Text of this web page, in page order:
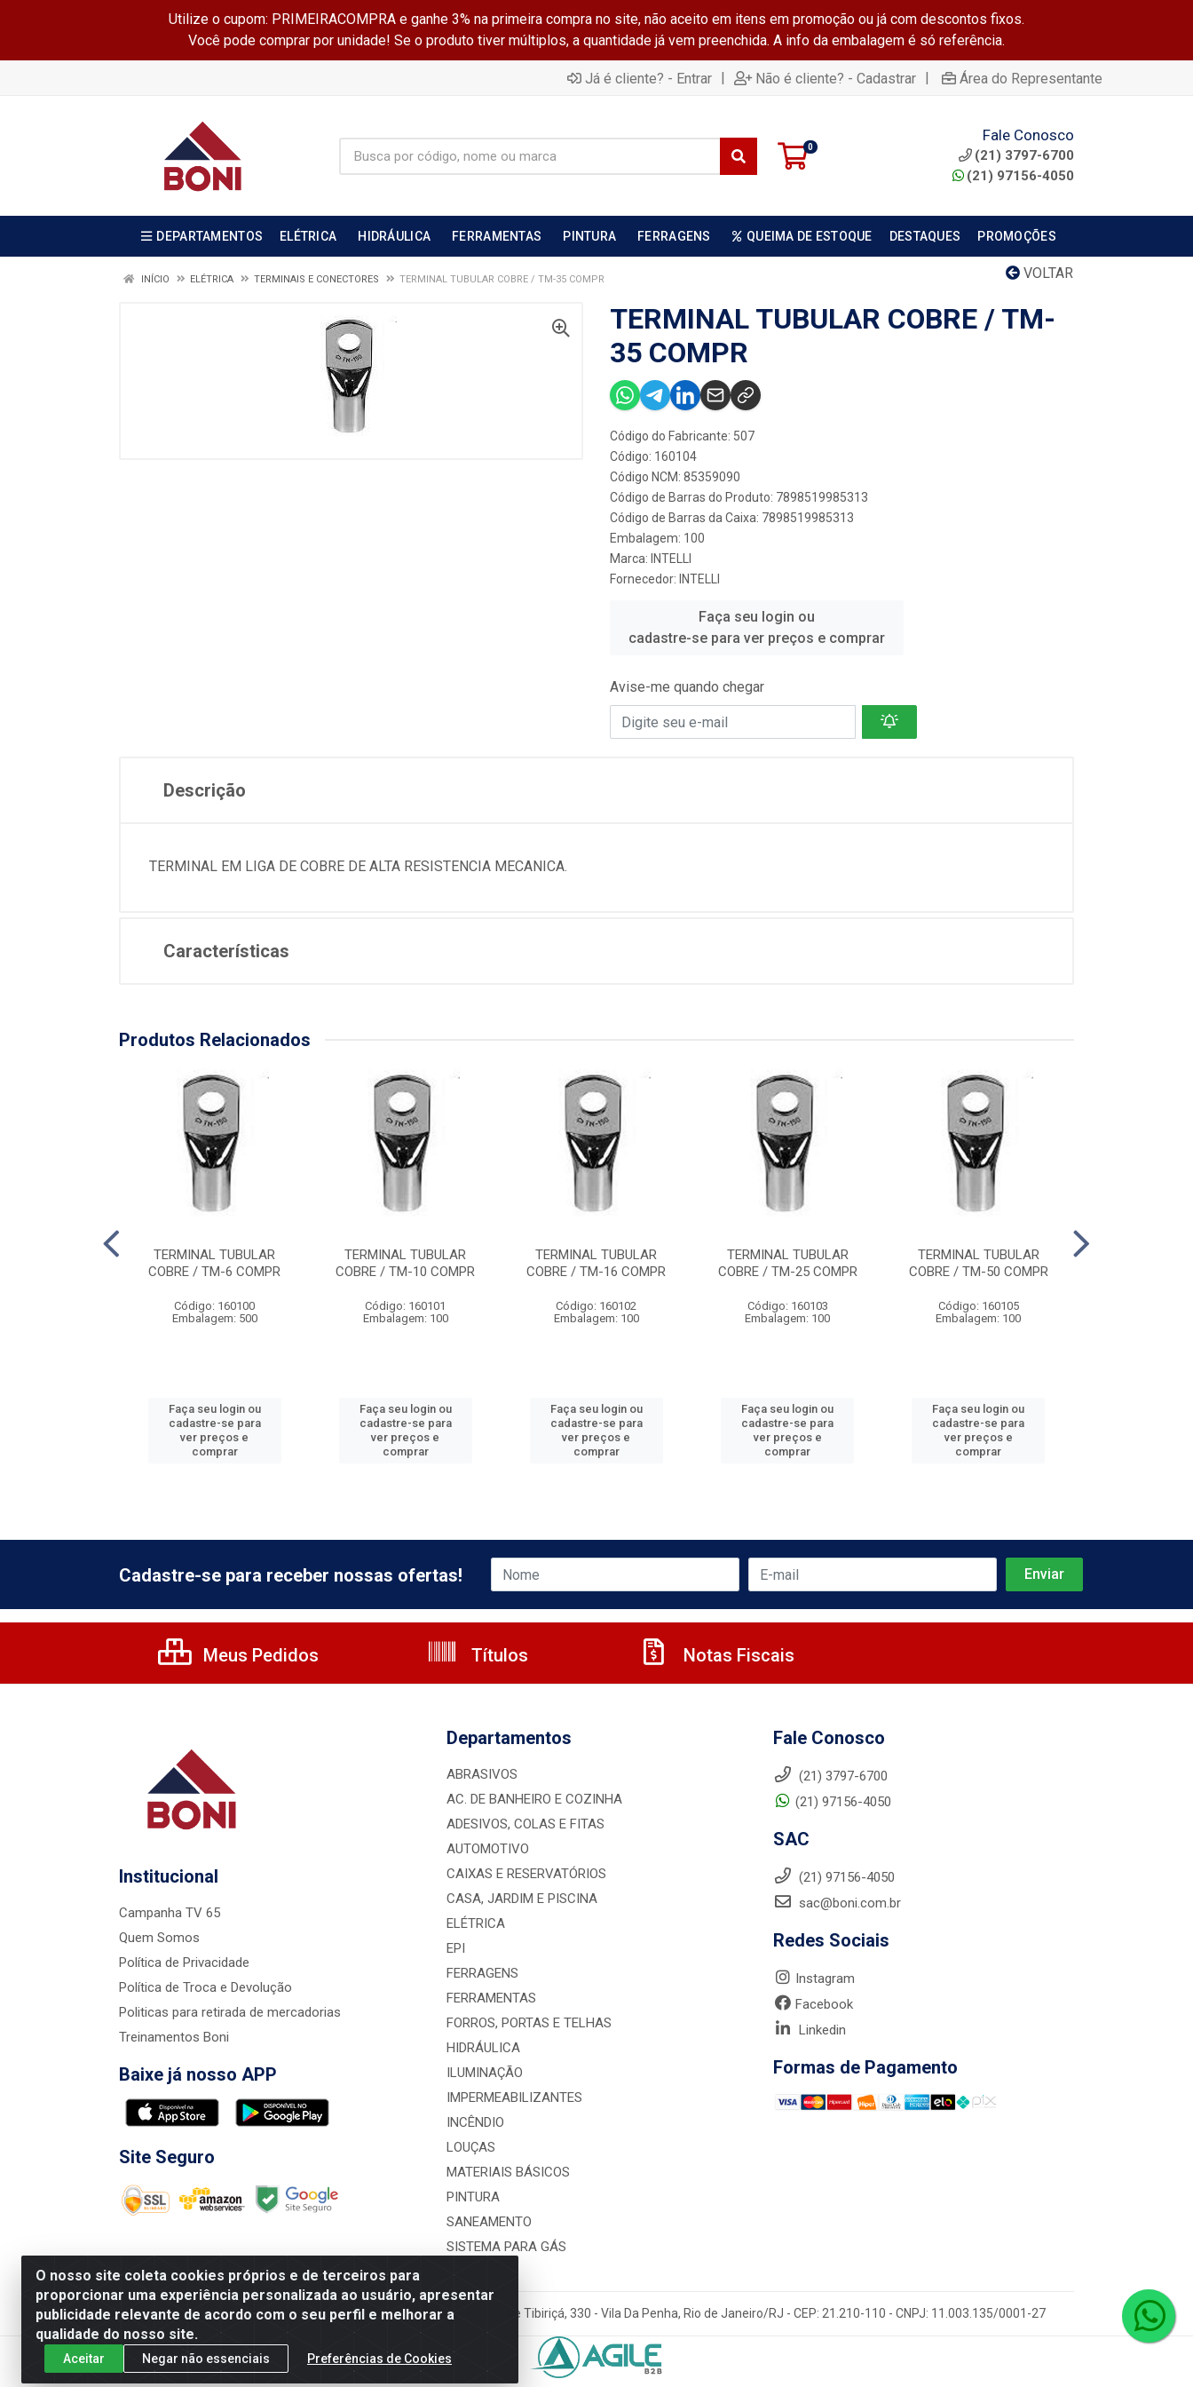
Utilize o cupom: PRIMEIRACOMPRA e ganhe 3% na primeira compra no site, não aceito em itens em promoção ou já com descontos fixos.
Você pode comprar por unidade! Se o produto tiver múltiplos, a quantidade já vem preenchida. A info da embalagem é só referência.
Já é cliente? - Entrar | Não é cliente? - Cadastrar | Área do Representante
0
Fale Conosco
(21) 3797-6700
(21) 97156-4050
DEPARTAMENTOS ELÉTRICA HIDRÁULICA FERRAMENTAS PINTURA FERRAGENS QUEIMA DE ESTOQUE DESTAQUES PROMOÇÕES
VOLTAR
INÍCIO ELÉTRICA TERMINAIS E CONECTORES TERMINAL TUBULAR COBRE / TM-35 COMPR
TERMINAL TUBULAR COBRE / TM-
35 COMPR
Código do Fabricante: 507
Código: 160104
Código NCM: 85359090
Código de Barras do Produto: 7898519985313
Código de Barras da Caixa: 7898519985313
Embalagem: 100
Marca: INTELLI
Fornecedor: INTELLI
Faça seu login ou
cadastre-se para ver preços e comprar
Avise-me quando chegar
Descrição
TERMINAL EM LIGA DE COBRE DE ALTA RESISTENCIA MECANICA.
Características
Produtos Relacionados
TERMINAL TUBULAR
COBRE / TM-6 COMPR
Código: 160100
Embalagem: 500
Faça seu login ou
cadastre-se para
ver preços e
comprar
TERMINAL TUBULAR
COBRE / TM-10 COMPR
Código: 160101
Embalagem: 100
Faça seu login ou
cadastre-se para
ver preços e
comprar
TERMINAL TUBULAR
COBRE / TM-16 COMPR
Código: 160102
Embalagem: 100
Faça seu login ou
cadastre-se para
ver preços e
comprar
TERMINAL TUBULAR
COBRE / TM-25 COMPR
Código: 160103
Embalagem: 100
Faça seu login ou
cadastre-se para
ver preços e
comprar
TERMINAL TUBULAR
COBRE / TM-50 COMPR
Código: 160105
Embalagem: 100
Faça seu login ou
cadastre-se para
ver preços e
comprar
O nosso site coleta cookies próprios e de terceiros para
proporcionar uma experiência personalizada ao usuário, apresentar
publicidade relevante de acordo com o seu perfil e melhorar a
qualidade do nosso site.
Aceitar Negar não essenciais Preferências de Cookies
Cadastre-se para receber nossas ofertas!
Meus Pedidos Títulos Notas Fiscais
Institucional
Campanha TV 65
Quem Somos
Política de Privacidade
Política de Troca e Devolução
Politicas para retirada de mercadorias
Treinamentos Boni
Baixe já nosso APP
Site Seguro
Departamentos
ABRASIVOS
AC. DE BANHEIRO E COZINHA
ADESIVOS, COLAS E FITAS
AUTOMOTIVO
CAIXAS E RESERVATÓRIOS
CASA, JARDIM E PISCINA
ELÉTRICA
EPI
FERRAGENS
FERRAMENTAS
FORROS, PORTAS E TELHAS
HIDRÁULICA
ILUMINAÇÃO
IMPERMEABILIZANTES
INCÊNDIO
LOUÇAS
MATERIAIS BÁSICOS
PINTURA
SANEAMENTO
SISTEMA PARA GÁS
Fale Conosco
(21) 3797-6700
(21) 97156-4050
SAC
(21) 97156-4050
sac@boni.com.br
Redes Sociais
Instagram
Facebook
Linkedin
Formas de Pagamento
Nova Boni Distribuidora de Material de Construção LTDA - Rua Alice Tibiriçá, 330 - Vila Da Penha, Rio de Janeiro/RJ - CEP: 21.210-110 - CNPJ: 11.003.135/0001-27